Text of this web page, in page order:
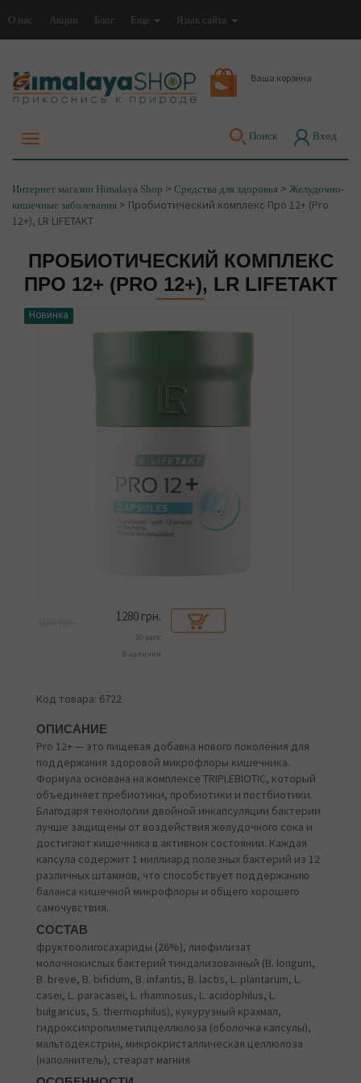
О нас Акции Блог Еще Язык сайта
Ваша корзина
Поиск Вход
Интернет магазин Himalaya Shop > Средства для здоровья > Желудочно-
кишечные заболевания > Пробиотический комплекс Про 12+ (Pro
12+), LR LIFETAKT
ПРОБИОТИЧЕСКИЙ КОМПЛЕКС
ПРО 12+ (PRO 12+), LR LIFETAKT
Скидка
Новинка
1280 грн.
30 капс
В наличии
Код товара: 6722
ОПИСАНИЕ
Pro 12+ — это пищевая добавка нового поколения для
поддержания здоровой микрофлоры кишечника.
Формула основана на комплексе TRIPLEBIOTIC, который
объединяет пребиотики, пробиотики и постбиотики.
Благодаря технологии двойной инкапсуляции бактерии
лучше защищены от воздействия желудочного сока и
достигают кишечника в активном состоянии. Каждая
капсула содержит 1 миллиард полезных бактерий из 12
различных штаммов, что способствует поддержанию
баланса кишечной микрофлоры и общего хорошего
самочувствия.
СОСТАВ
фруктоолигосахариды (26%), лиофилизат
молочнокислых бактерий тиндализованный (B. longum,
B. breve, B. bifidum, B. infantis, B. lactis, L. plantarum, L.
casei, L. paracasei, L. rhamnosus, L. acidophilus, L.
bulgaricus, S. thermophilus), кукурузный крахмал,
гидроксипропилметилцеллюлоза (оболочка капсулы),
мальтодекстрин, микрокристаллическая целлюлоза
(наполнитель), стеарат магния